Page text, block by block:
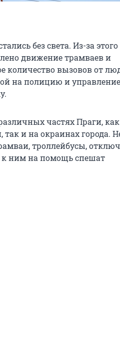
без света. Из-за этого
движение трамваев и
количество вызовов от
на полицию и управление
частях Праги,
и на окраинах города.
троллейбусы,
к ним на помощь спешат